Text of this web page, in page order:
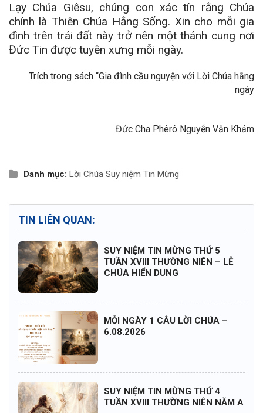
Lạy Chúa Giêsu, chúng con xác tín rằng Chúa
chính là Thiên Chúa Hằng Sống. Xin cho mỗi gia
đình trên trái đất này trở nên một thánh cung nơi
Đức Tin được tuyên xưng mỗi ngày.
Trích trong sách “Gia đình cầu nguyện với Lời Chúa hằng
ngày
Đức Cha Phêrô Nguyễn Văn Khảm
Danh mục: Lời Chúa Suy niệm Tin Mừng
TIN LIÊN QUAN:
SUY NIỆM TIN MỪNG THỨ 5
TUẦN XVIII THƯỜNG NIÊN – LỄ
CHÚA HIỂN DUNG
MỖI NGÀY 1 CÂU LỜI CHÚA –
6.08.2026
SUY NIỆM TIN MỪNG THỨ 4
TUẦN XVIII THƯỜNG NIÊN NĂM A